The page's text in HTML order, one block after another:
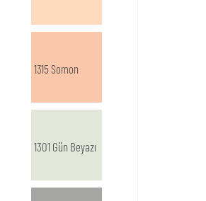
1315 Somon
1301 Gün Beyazı